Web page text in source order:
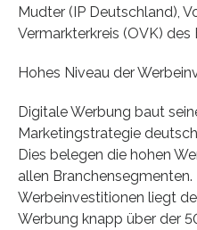
Mudter (IP Deutschland),
Vermarkterkreis (OVK) des
Hohes Niveau der
Digitale Werbung baut
Marketingstrategie
Dies belegen die hohen
allen
Werbeinvestitionen liegt
Werbung knapp über der